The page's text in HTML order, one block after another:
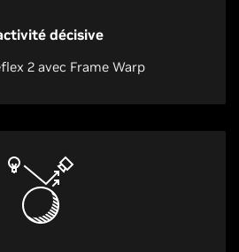
décisive
2 avec Frame Warp